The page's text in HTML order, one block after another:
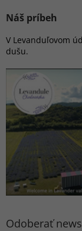
Náš príbeh
V Levanduľovom
dušu.
Odoberať